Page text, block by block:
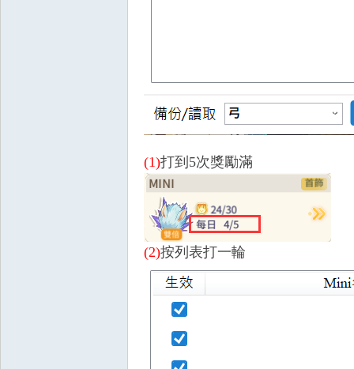
(1)打到5次獎勵滿
(2)按列表打一輪